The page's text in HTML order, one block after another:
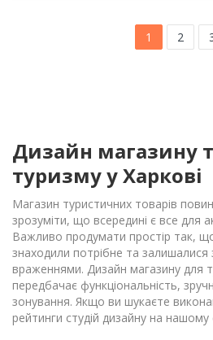
1 2
Дизайн магазину
туризму у Харкові
Магазин туристичних товарів
зрозуміти, що всередині є все для
Важливо продумати простір так,
знаходили потрібне та
враженнями. Дизайн магазину для
передбачає функціональність,
зонування. Якщо ви шукаєте
рейтинги студій дизайну на нашому